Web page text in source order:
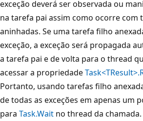
exceção deverá ser observada ou
na tarefa pai assim como ocorre com
aninhadas. Se uma tarefa filho
exceção, a exceção será propagada
a tarefa pai e de volta para o thread
acessar a propriedade
Portanto, usando tarefas filho
de todas as exceções em apenas um
para Task.Wait no thread da